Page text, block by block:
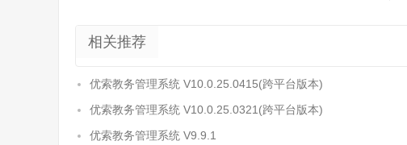
相关推荐
优索教务管理系统 V10.0.25.0415(跨平台版本)
优索教务管理系统 V10.0.25.0321(跨平台版本)
优索教务管理系统 V9.9.1